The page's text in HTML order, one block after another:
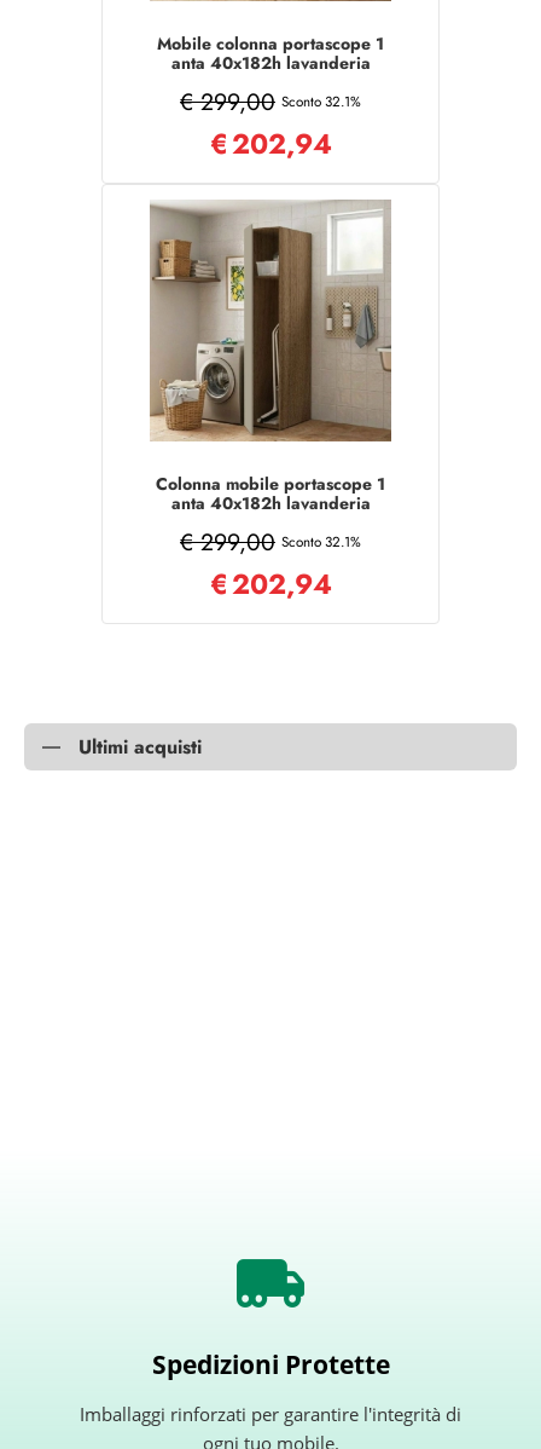
Mobile colonna portascope 1
anta 40x182h lavanderia
€ 299,00 Sconto 32.1%
€202,94
Colonna mobile portascope 1
anta 40x182h lavanderia
€ 299,00 Sconto 32.1%
€202,94
Ultimi acquisti
Spedizioni Protette
Imballaggi rinforzati per garantire l'integrità di
ogni tuo mobile.